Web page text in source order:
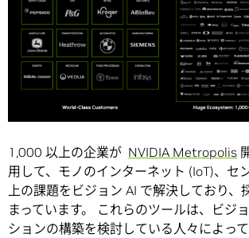
1,000 以上の企業が NVIDIA Metropolis
用して、モノのインターネット (IoT)、セ
上の課題をビジョン AI で解決しており、
まっています。 これらのツールは、ビジ
ションの構築を検討している人々によっ